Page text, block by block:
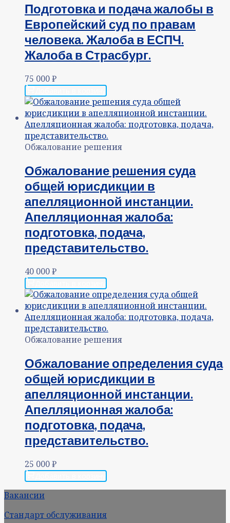
Подготовка и подача жалобы в
Европейский суд по правам
человека. Жалоба в ЕСПЧ.
Жалоба в Страсбург.
75 000₽
Обжалование решения
Обжалование решения суда
общей юрисдикции в
апелляционной инстанции.
Апелляционная жалоба:
подготовка, подача,
представительство.
40 000₽
Обжалование решения
Обжалование определения суда
общей юрисдикции в
апелляционной инстанции.
Апелляционная жалоба:
подготовка, подача,
представительство.
25 000₽
Вакансии
Стандарт обслуживания